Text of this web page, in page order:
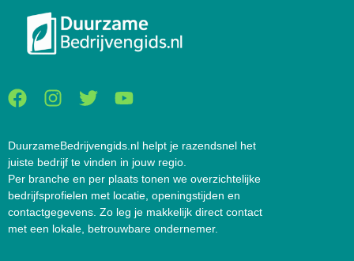
DuurzameBedrijvengids.nl helpt je razendsnel het
juiste bedrijf te vinden in jouw regio.
Per branche en per plaats tonen we overzichtelijke
bedrijfsprofielen met locatie, openingstijden en
contactgegevens. Zo leg je makkelijk direct contact
met een lokale, betrouwbare ondernemer.